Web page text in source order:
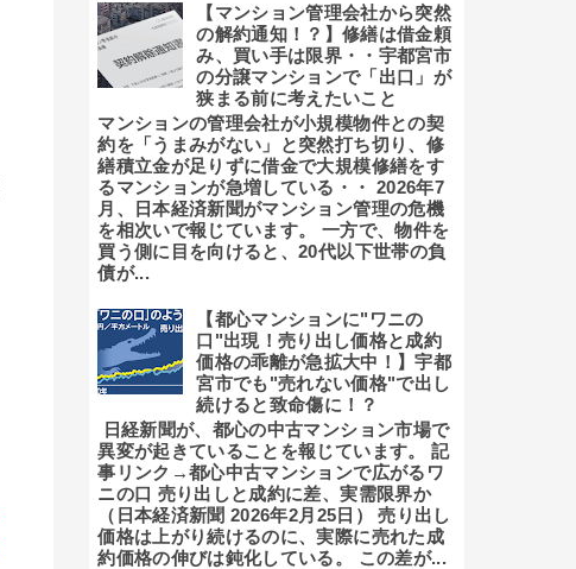
【マンション管理会社から突然
の解約通知！？】修繕は借金頼
み、買い手は限界・・宇都宮市
の分譲マンションで「出口」が
狭まる前に考えたいこと
マンションの管理会社が小規模物件との契
約を「うまみがない」と突然打ち切り、修
繕積立金が足りずに借金で大規模修繕をす
るマンションが急増している・・ 2026年7
月、日本経済新聞がマンション管理の危機
を相次いで報じています。 一方で、物件を
買う側に目を向けると、20代以下世帯の負
債が...
【都心マンションに"ワニの
口"出現！売り出し価格と成約
価格の乖離が急拡大中！】宇都
宮市でも"売れない価格"で出し
続けると致命傷に！？
日経新聞が、都心の中古マンション市場で
異変が起きていることを報じています。 記
事リンク→都心中古マンションで広がるワ
ニの口 売り出しと成約に差、実需限界か
（日本経済新聞 2026年2月25日） 売り出し
価格は上がり続けるのに、実際に売れた成
約価格の伸びは鈍化している。 この差が...